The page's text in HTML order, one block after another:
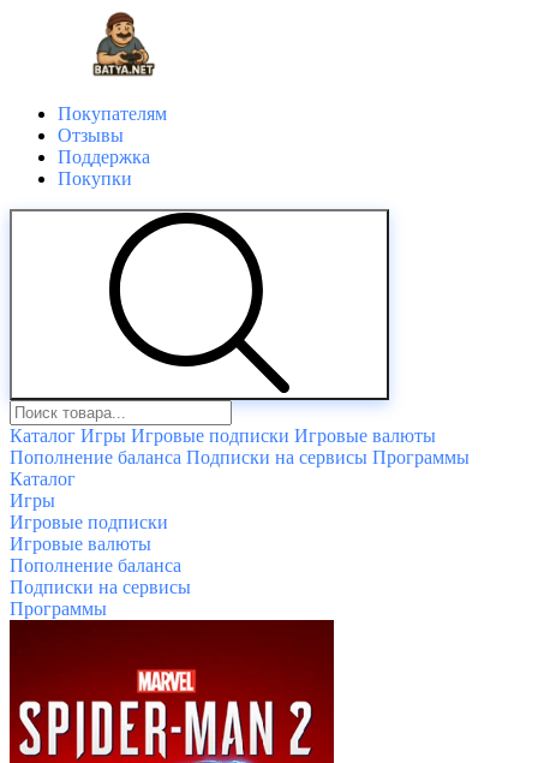
Покупателям
Отзывы
Поддержка
Покупки
Каталог Игры Игровые подписки Игровые валюты
Пополнение баланса Подписки на сервисы Программы
Каталог
Игры
Игровые подписки
Игровые валюты
Пополнение баланса
Подписки на сервисы
Программы